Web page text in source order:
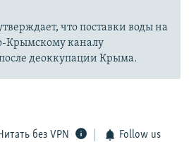
что поставки воды на
Крымскому каналу
после деоккупации Крыма.
без VPN Follow us